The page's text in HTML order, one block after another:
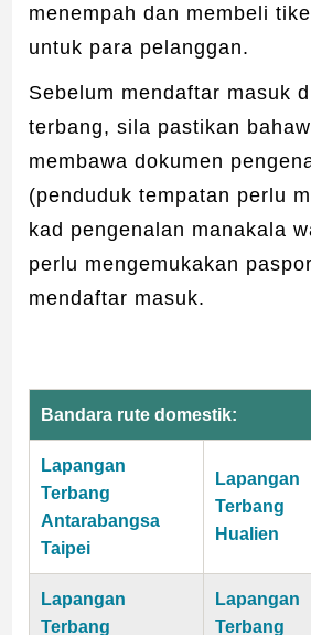
menempah dan membeli
untuk para pelanggan.
Sebelum mendaftar masuk
terbang, sila pastikan
membawa dokumen
(penduduk tempatan perlu
kad pengenalan manakala
perlu mengemukakan
mendaftar masuk.
Bandara rute domestik:
Lapangan
Terbang
Antarabangsa
Taipei
Lapangan
Terbang
Hualien
Lapangan
Terbang
Lapangan
Terbang